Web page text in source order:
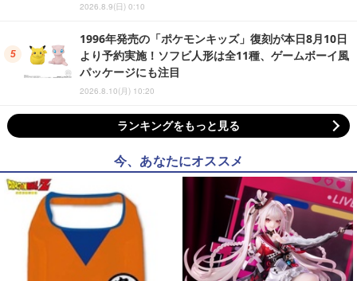
2026.8.9(日) 0:10
1996年発売の「ポケモンキッズ」復刻が本日8月10日
より予約実施！ソフビ人形は全11種、ゲームボーイ風
パッケージにも注目
2026.8.10(月) 10:20
ランキングをもっと見る
今、あなたにオススメ